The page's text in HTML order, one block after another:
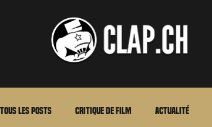
Tous les posts Critique de film Actualité